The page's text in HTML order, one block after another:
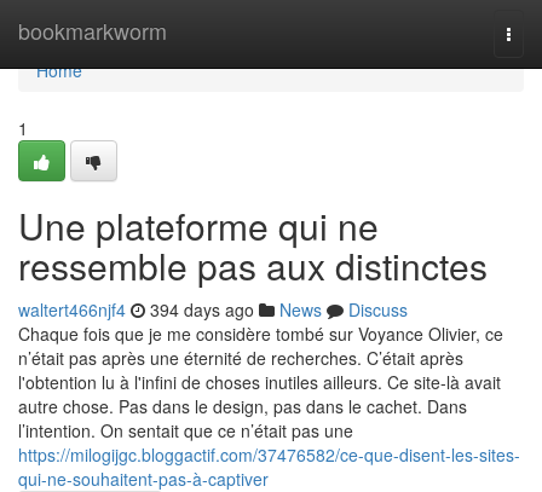
bookmarkworm
Home
Home
1
Une plateforme qui ne
ressemble pas aux distinctes
waltert466njf4 394 days ago News
Discuss
Chaque fois que je me considère tombé sur Voyance Olivier, ce
n’était pas après une éternité de recherches. C’était après
l'obtention lu à l'infini de choses inutiles ailleurs. Ce site-là avait
autre chose. Pas dans le design, pas dans le cachet. Dans
l’intention. On sentait que ce n’était pas une
https://milogijgc.bloggactif.com/37476582/ce-que-disent-les-sites-
qui-ne-souhaitent-pas-à-captiver